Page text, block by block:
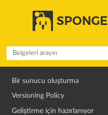
SPONGE
Bir sunucu oluşturma
Versioning Policy
Geliştirme için hazırlanıyor